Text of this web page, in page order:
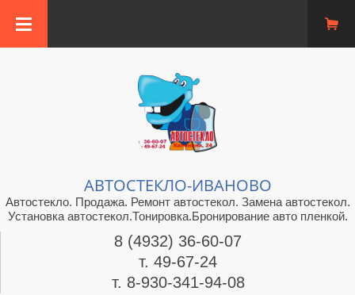
АВТОСТЕКЛО-ИВАНОВО
Автостекло. Продажа. Ремонт автостекол. Замена автостекол.
Установка автостекол.Тонировка.Бронирование авто пленкой.
8 (4932) 36-60-07
т. 49-67-24
т. 8-930-341-94-08